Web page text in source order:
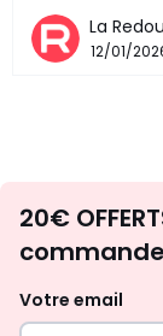
La
12/01/
20€
Votre email